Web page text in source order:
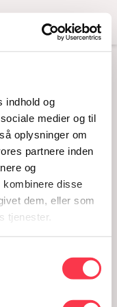
indhold og
medier og til
oplysninger om
partnere inden
og
kombinere disse
dem, eller som
tjenester.
Menu
OM
18